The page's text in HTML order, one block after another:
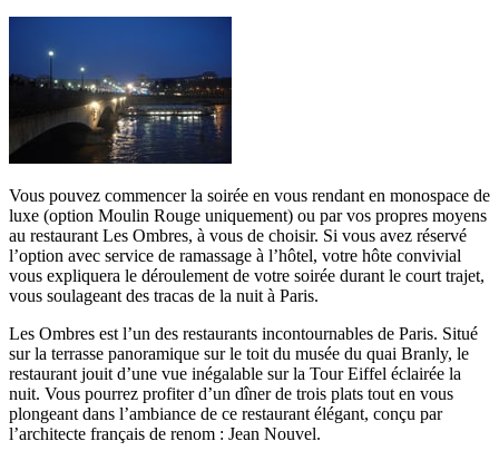
Vous pouvez commencer la soirée en vous rendant en monospace de
luxe (option Moulin Rouge uniquement) ou par vos propres moyens
au restaurant Les Ombres, à vous de choisir. Si vous avez réservé
l’option avec service de ramassage à l’hôtel, votre hôte convivial
vous expliquera le déroulement de votre soirée durant le court trajet,
vous soulageant des tracas de la nuit à Paris.
Les Ombres est l’un des restaurants incontournables de Paris. Situé
sur la terrasse panoramique sur le toit du musée du quai Branly, le
restaurant jouit d’une vue inégalable sur la Tour Eiffel éclairée la
nuit. Vous pourrez profiter d’un dîner de trois plats tout en vous
plongeant dans l’ambiance de ce restaurant élégant, conçu par
l’architecte français de renom : Jean Nouvel.